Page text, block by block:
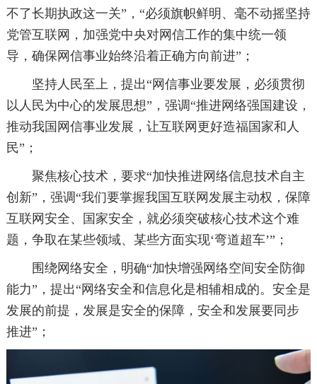
不了长期执政这一关”，“必须旗帜鲜明、毫不动摇坚持
党管互联网，加强党中央对网信工作的集中统一领
导，确保网信事业始终沿着正确方向前进”；
坚持人民至上，提出“网信事业要发展，必须贯彻
以人民为中心的发展思想”，强调“推进网络强国建设，
推动我国网信事业发展，让互联网更好造福国家和人
民”；
聚焦核心技术，要求“加快推进网络信息技术自主
创新”，强调“我们要掌握我国互联网发展主动权，保障
互联网安全、国家安全，就必须突破核心技术这个难
题，争取在某些领域、某些方面实现‘弯道超车’”；
围绕网络安全，明确“加快增强网络空间安全防御
能力”，提出“网络安全和信息化是相辅相成的。安全是
发展的前提，发展是安全的保障，安全和发展要同步
推进”；